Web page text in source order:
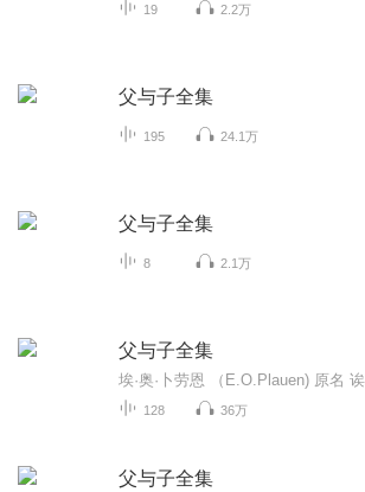
19 2.2万
父与子全集
195 24.1万
父与子全集
8 2.1万
父与子全集
128 36万
父与子全集